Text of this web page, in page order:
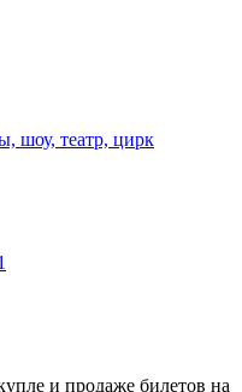
шоу, театр, цирк
и продаже билетов на